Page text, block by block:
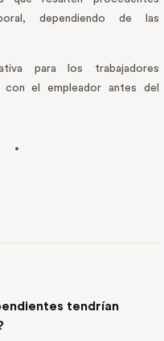
dependiendo de las
para los trabajadores
con el empleador antes del
tendrían